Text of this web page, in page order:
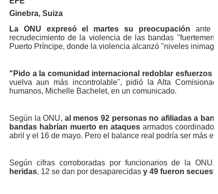
Ginebra, Suiza
La ONU expresó el martes su preocupación ante
recrudecimiento de la violencia de las bandas
Puerto Príncipe, donde la violencia alcanzó "niveles
"Pido a la comunidad internacional redoblar esfuerzos
vuelva aun más incontrolable", pidió la Alta
humanos, Michelle Bachelet, en un comunicado.
Según la ONU, al menos 92 personas no afiliadas a
bandas habrían muerto en ataquesarmados
abril y el 16 de mayo. Pero el balance real podría ser más
Según cifras corroboradas por funcionarios de la ONU,
heridas, 12 se dan por desaparecidas y 49 fueron